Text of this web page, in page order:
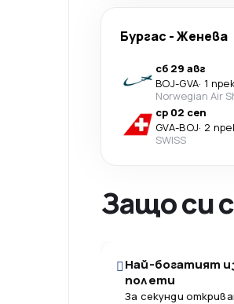
Бургас -Женева
сб 29 авг
BOJ-GVA· 1
Norwegian Air
ср 02 сеп
GVA-BOJ· 2
SWISS
Защо си
Най-богатият
полети
За секунди